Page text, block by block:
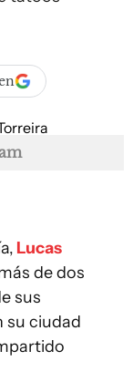
Lucas
de dos
sus
su ciudad